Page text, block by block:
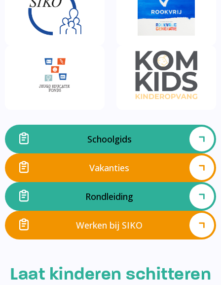
Schoolgids
Vakanties
Rondleiding
Werken bij SIKO
Laat kinderen schitteren